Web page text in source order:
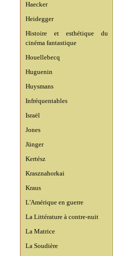
Haecker
Heidegger
Histoire et esthétique du
cinéma fantastique
Houellebecq
Huguenin
Huysmans
Infréquentables
Israël
Jones
Jünger
Kertész
Krasznahorkai
Kraus
L'Amérique en guerre
La Littérature à contre-nuit
La Matrice
La Soudière